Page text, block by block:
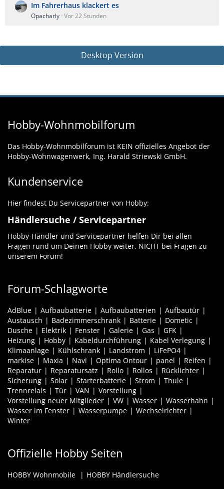
Im Fahrerhaus klackert es
Opacharly Vor 22 Stunden
Desktop Version
Hobby-Wohnmobilforum
Das Hobby-Wohnmobilforum ist KEIN offizielles Angebot der
Hobby-Wohnwagenwerk, Ing. Harald Striewski GmbH.
Kundenservice
Hier findest Du Servicepartner von Hobby:
Händlersuche / Servicepartner
Hobby-Händler und Servicepartner helfen Dir bei allen
Fragen rund um Deinen Hobby weiter. NICHT bei Fragen zu
unserem Forum!
Forum-Schlagworte
AdBlue Aufbaubatterie Aufbaubatterien
Aufbautür
Austausch
Badezimmerschrank Batterie
Dometic
Dusche
Elektrik Fenster Galerie Gas
GFK
Heizung
Hobby Kabeldurchführung
Kabel Verlegung
Klimaanlage
Kühlschrank Landstrom
LiFePO4
markise
Maxia Navi Optima Ontour panel
Reifen
Reparatur
Reparatursatz Rollo Rollos
Rücklichter
Sicherung
Solar Starterbatterie Strom
Thule
Trennrelais
Tür VAN
Vorstellung
Vorstellung neuer Mitglieder
VW Wasser
Wasserhahn
Wasser im Fenster
Wasserpumpe
Wechselrichter
Winter
Offizielle Hobby Seiten
HOBBY Wohnmobile HOBBY Händlersuche